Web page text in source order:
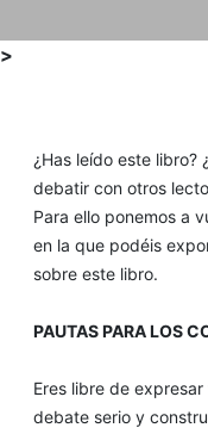
>
¿Has leído este libro?
debatir con otros
Para ello ponemos a
en la que podéis
sobre este libro.
PAUTAS PARA LOS
Eres libre de
debate serio y